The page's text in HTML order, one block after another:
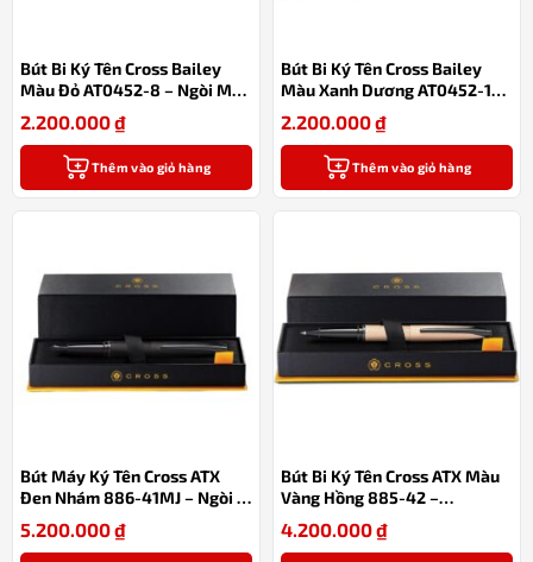
Bút Bi Ký Tên Cross Bailey
Màu Đỏ AT0452-8 – Ngòi M
0.7mm Viết Êm, Cơ Chế Xoay
Tiện Lợi, Thay Refill Dễ Dàng
Kèm Hộp
2.200.000₫
Thêm vào giỏ hàng
Bút Bi Ký Tên Cross Bailey
Màu Xanh Dương AT0452-12
– Sơn Mài Thanh Lịch, Ngòi M
Viết Êm, Cơ Chế Xoay Tiện Lợi
2.200.000₫
Thêm vào giỏ hàng
Bút Máy Ký Tên Cross ATX
Đen Nhám 886-41MJ – Ngòi M
Viết Mượt, Hỗ Trợ Converter,
Hộp Quà Cao Cấp
5.200.000₫
Bút Bi Ký Tên Cross ATX Màu
Vàng Hồng 885-42 –
Rollerball Mực Gel Êm, Thay
Ruột Linh Hoạt Kèm Hộp Quà
4.200.000₫